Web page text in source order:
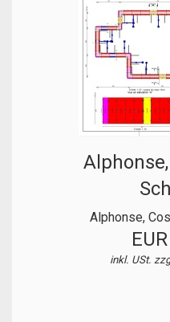
Alphonse,
inkl. USt.